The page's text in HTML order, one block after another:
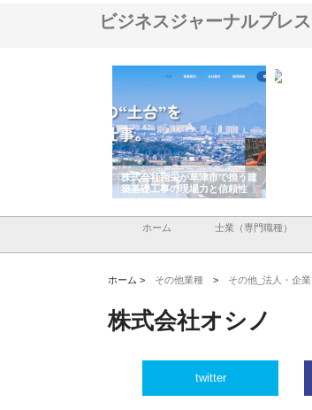
ビジネスジャーナルプレス
株式会社翔栄が草津市で担う建
築基礎工事の現場力と信頼性
ホーム 士業（専門職種）
ホーム > その他業種 > その他_法人・企業
株式会社オシノ
twitter